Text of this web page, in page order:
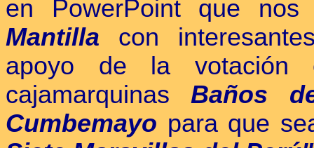
en PowerPoint que
Mantilla con
apoyo de la votación
cajamarquinas Baños
Cumbemayo para que